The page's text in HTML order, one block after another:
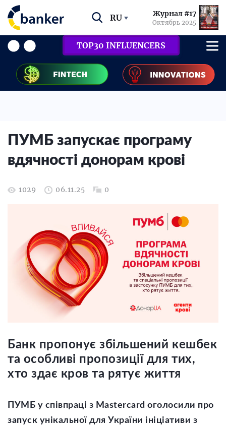
RU Журнал #17
Октябрь 2025
TOP30 INFLUENCERS
ПУМБ запускає програму
вдячності донорам крові
1029 06.11.25 0
Банк пропонує збільшений кешбек
та особливі пропозиції для тих,
хто здає кров та рятує життя
ПУМБ у співпраці з Mastercard оголосили про
запуск унікальної для України ініціативи з